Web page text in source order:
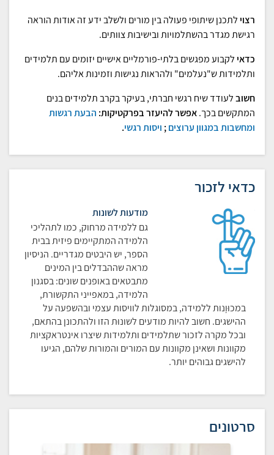
רצוי לתכנן שיתופי פעולה בין מורים ולשלב ידע זה אודות הוראה
רגישת מגדר בהשתלמויות ובישיבות צוותים.
כדאי לקבוע מפגשים בלתי-פורמליים אישיים יזומים עם תלמידים
ותלמידות ש"נעלמים" ולהראות נגישות וזמינות אליהם.
חשובלעודד שיח רגשי חברתי, בעיקר בקרב תלמידים בנים
המתקשים בכך.אפשר להיעזר בפרקטיקות: הבעת רגשות
ומחשבות במגוון ערוצים; ויסות רגשי.
כדאי לזכור
מודעות לשונות
גם ללמידה מרחוק, כמו לתהליכי
הלמידה המתקיימים פיזית בבית
הספר, יש היבטים מגדריים. הניסיון
מראה שההבדלים בין המינים
מתבטאים באופנים שונים: בסגנון
הלמידה, במאפייני התקשורת,
במכוּוָנות ללמידה, במסוגלות לוויסות עצמי ובהשפעה על
ההישגים. חשוב להיות מודעים לשונוּת הזו ולהתכונן בהתאם,
ובכל מקרה לזכור שתלמידים ותלמידות שיצרו אינטראקציות
מקוונות ושאינן מקוונות עם המורים והמורות שלהם, הגיעו
להישגים גבוהים יותר.
סרטונים